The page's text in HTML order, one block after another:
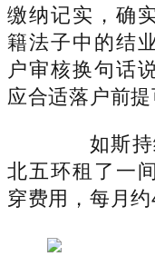
缴纳记实，确
籍法子中的结
户审核换句话
应合适落户前提
如斯持
北五环租了一
穿费用，每月约